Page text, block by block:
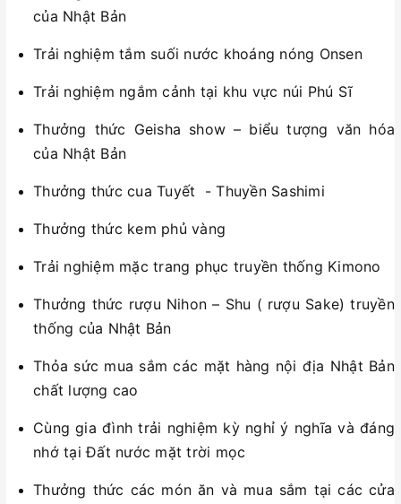
của Nhật Bản
Trải nghiệm tắm suối nước khoáng nóng Onsen
Trải nghiệm ngắm cảnh tại khu vực núi Phú Sĩ
Thưởng thức Geisha show – biểu tượng văn hóa
của Nhật Bản
Thưởng thức cua Tuyết - Thuyền Sashimi
Thưởng thức kem phủ vàng
Trải nghiệm mặc trang phục truyền thống Kimono
Thưởng thức rượu Nihon – Shu ( rượu Sake) truyền
thống của Nhật Bản
Thỏa sức mua sắm các mặt hàng nội địa Nhật Bản
chất lượng cao
Cùng gia đình trải nghiệm kỳ nghỉ ý nghĩa và đáng
nhớ tại Đất nước mặt trời mọc
Thưởng thức các món ăn và mua sắm tại các cửa